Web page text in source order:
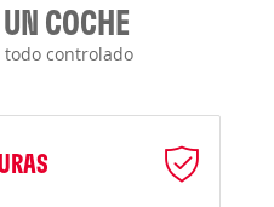
COCHE
todo controlado